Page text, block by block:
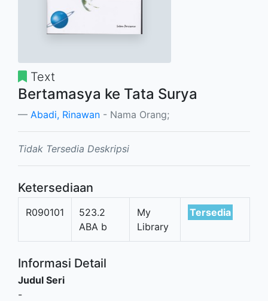
Text
Bertamasya ke Tata Surya
Abadi, Rinawan - Nama Orang;
Tidak Tersedia Deskripsi
Ketersediaan
R090101
523.2
ABA b
My
Library
Tersedia
Informasi Detail
Judul Seri
-